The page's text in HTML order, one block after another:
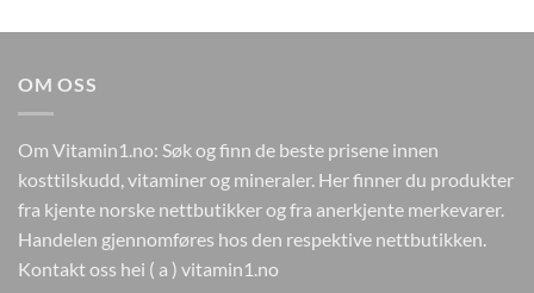
kr378.kr189.
OM OSS
Om Vitamin1.no: Søk og finn de beste prisene innen
kosttilskudd, vitaminer og mineraler. Her finner du produkter
fra kjente norske nettbutikker og fra anerkjente merkevarer.
Handelen gjennomføres hos den respektive nettbutikken.
Kontakt oss hei ( a ) vitamin1.no